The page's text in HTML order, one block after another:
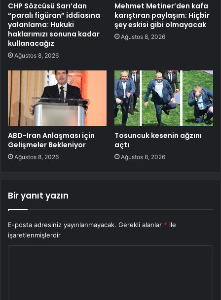
CHP Sözcüsü Sarı’dan
“paralı figüran” iddiasına
yalanlama: Hukuki
haklarımızı sonuna kadar
kullanacağız
Ağustos 8, 2026
Mehmet Metiner’den kafa
karıştıran paylaşım: Hiçbir
şey eskisi gibi olmayacak
Ağustos 8, 2026
ABD-Iran Anlaşması için
Gelişmeler Bekleniyor
Ağustos 8, 2026
Tosuncuk kesenin ağzını
açtı
Ağustos 8, 2026
Bir yanıt yazın
E-posta adresiniz yayınlanmayacak. Gerekli alanlar * ile
işaretlenmişlerdir